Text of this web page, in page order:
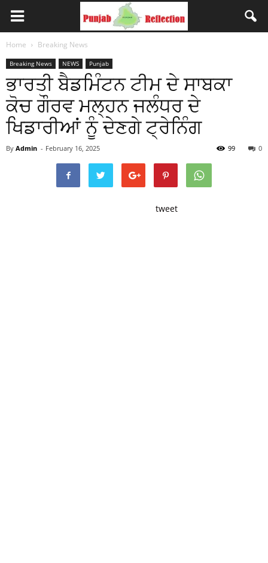
Home Breaking News
Breaking News NEWS Punjab
ਭਾਰਤੀ ਬੈਡਮਿੰਟਨ ਟੀਮ ਦੇ ਸਾਬਕਾ
ਕੋਚ ਗੌਰਵ ਮਲ੍ਹਨ ਜਲੰਧਰ ਦੇ
ਖਿਡਾਰੀਆਂ ਨੂੰ ਦੇਣਗੇ ਟ੍ਰੇਨਿੰਗ
By Admin - February 16, 2025 0
99
tweet